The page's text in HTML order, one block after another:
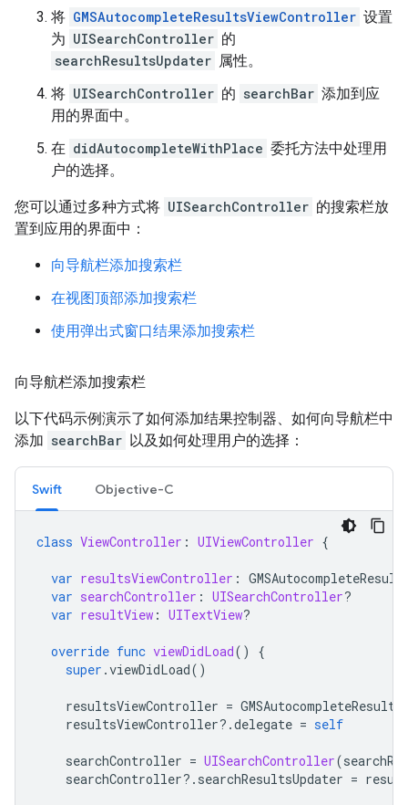
将 GMSAutocompleteResultsViewController 设置
为 UISearchController 的
searchResultsUpdater 属性。
将 UISearchController 的 searchBar 添加到应
用的界面中。
在 didAutocompleteWithPlace 委托方法中处理用
户的选择。
您可以通过多种方式将 UISearchController 的搜索栏放
置到应用的界面中：
向导航栏添加搜索栏
在视图顶部添加搜索栏
使用弹出式窗口结果添加搜索栏
向导航栏添加搜索栏
以下代码示例演示了如何添加结果控制器、如何向导航栏中
添加 searchBar 以及如何处理用户的选择：
Swift Objective-C
class ViewController : UIViewController {
var resultsViewController :
var searchController : UISearchController?
var resultView : UITextView?
override func viewDidLoad()
{
super .viewDidLoad()
resultsViewController =
resultsViewController?.delegate = self
searchController = UISearchController(
searchController?. searchResultsUpdater =